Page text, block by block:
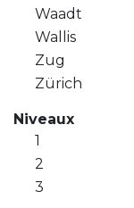
Waadt
Wallis
Zug
Zürich
Niveaux
1
2
3